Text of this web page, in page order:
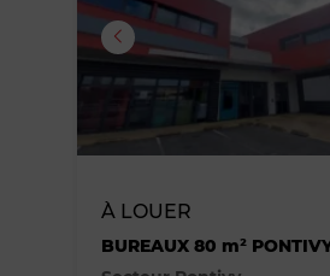
À LOUER
BUREAUX 80 m²